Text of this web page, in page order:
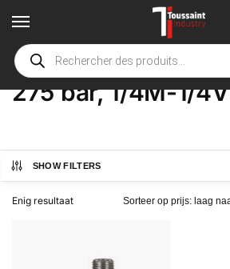
Home Winkel / Product Opties /
275 bar, 1/4M-1/4V
SHOW FILTERS
Enig resultaat